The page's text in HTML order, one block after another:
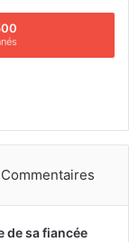
Commentaires
de sa fiancée